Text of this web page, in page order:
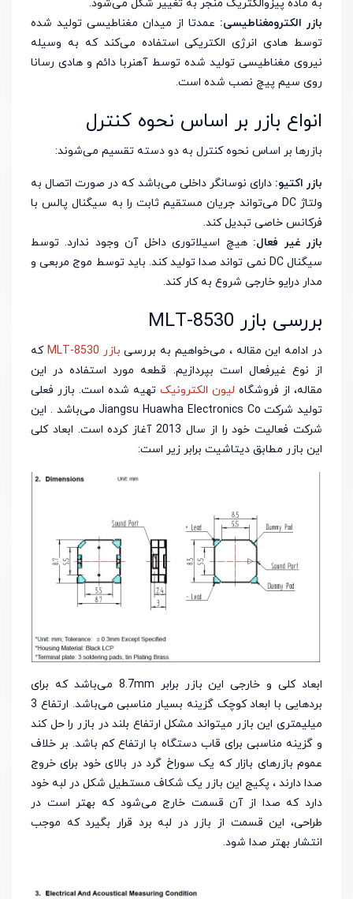
به ماده پیزوالکتریک منجر به تغییر شکل می‌شود.
بازر الکترومغناطیسی: عمدتا از میدان مغناطیسی تولید شده
توسط هادی انرژی الکتریکی استفاده می‌کند که به وسیله
نیروی مغناطیسی تولید شده توسط آهنربا دائم و هادی رسانا
روی سیم پیچ نصب شده است.
انواع بازر بر اساس نحوه کنترل
بازرها بر اساس نحوه کنترل به دو دسته تقسیم می‌شوند:
بازر اکتیو: دارای نوسانگر داخلی می‌باشد که در صورت اتصال به
ولتاژ DC می‌تواند جریان مستقیم ثابت را به سیگنال پالس با
فرکانس خاصی تبدیل کند.
بازر غیر فعال: هیچ اسیلاتوری داخل آن وجود ندارد. توسط
سیگنال DC نمی تواند صدا تولید کند. باید توسط موج مربعی و
مدار درایو خارجی شروع به کار کند.
بررسی بازر MLT-8530
در ادامه این مقاله ، می‌خواهیم به بررسی بازر MLT-8530
که
از نوع غیرفعال است بپردازیم. قطعه مورد استفاده در این
مقاله، از فروشگاه لیون الکترونیک تهیه شده است. بازر فعلی
تولید شرکت Jiangsu Huawha Electronics Co می‌باشد . این
شرکت فعالیت خود را از سال 2013 آغاز کرده است. ابعاد کلی
این بازر مطابق دیتاشیت برابر زیر است:
ابعاد کلی و خارجی این بازر برابر 8.7mm می‌باشد که برای
بردهایی با ابعاد کوچک گزینه بسیار مناسبی می‌باشد. ارتفاع 3
میلیمتری این بازر میتواند مشکل ارتفاع بلند در بازر را حل کند
و گزینه مناسبی برای قاب دستگاه با ارتفاع کم باشد. بر خلاف
عموم بازرهای بازار که یک سوراخ گرد در بالای خود برای خروج
صدا دارند ، پکیج این بازر یک شکاف مستطیل شکل در لبه خود
دارد که صدا از آن قسمت خارج می‌شود که بهتر است در
طراحی، این قسمت از بازر در لبه برد قرار بگیرد که موجب
انتشار بهتر صدا شود.